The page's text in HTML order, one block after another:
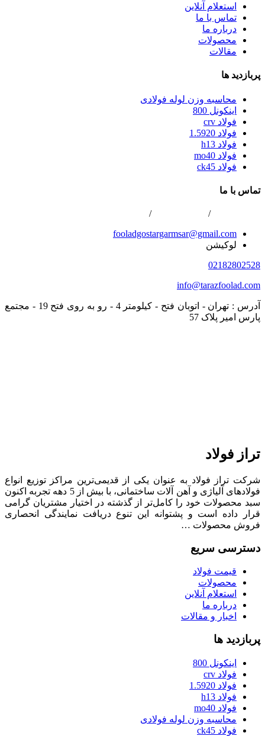
استعلام آنلاین
تماس با ما
درباره ما
محصولات
مقالات
پربازدید ها
محاسبه وزن لوله فولادی
اینکونل 800
فولاد crv
فولاد 1.5920
فولاد h13
فولاد mo40
فولاد ck45
تماس با ما
/
/
fooladgostargarmsar@gmail.com
لوکیشن
02182802528
info@tarazfoolad.com
آدرس : تهران - اتوبان فتح - کیلومتر 4 - رو به روی فتح 19 - مجتمع
پارس امیر پلاک 57
تراز فولاد
شرکت تراز فولاد به عنوان یکی از قدیمی‌ترین مراکز توزیع انواع
فولادهای آلیاژی و آهن آلات ساختمانی، با بیش از 5 دهه تجربه اکنون
سبد محصولات خود را کامل‌تر از گذشته در اختیار مشتریان گرامی
قرار داده است و پشتوانه این تنوع دریافت نمایندگی انحصاری
فروش محصولات …
دسترسی سریع
قیمت فولاد
محصولات
استعلام آنلاین
درباره ما
اخبار و مقالات
پربازدید ها
اینکونل 800
فولاد crv
فولاد 1.5920
فولاد h13
فولاد mo40
محاسبه وزن لوله فولادی
فولاد ck45